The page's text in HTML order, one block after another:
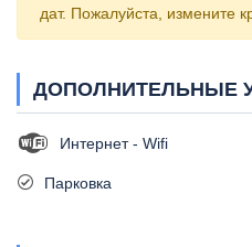
дат. Пожалуйста, измените
ДОПОЛНИТЕЛЬНЫЕ
Интернет - Wifi
Парковка